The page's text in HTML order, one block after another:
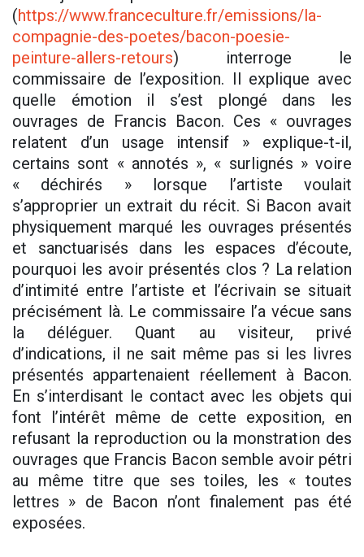
(https://www.franceculture.fr/emissions/la-
compagnie-des-poetes/bacon-poesie-
peinture-allers-retours) interroge le
commissaire de l’exposition. Il explique avec
quelle émotion il s’est plongé dans les
ouvrages de Francis Bacon. Ces « ouvrages
relatent d’un usage intensif » explique-t-il,
certains sont « annotés », « surlignés » voire
« déchirés » lorsque l’artiste voulait
s’approprier un extrait du récit. Si Bacon avait
physiquement marqué les ouvrages présentés
et sanctuarisés dans les espaces d’écoute,
pourquoi les avoir présentés clos ? La relation
d’intimité entre l’artiste et l’écrivain se situait
précisément là. Le commissaire l’a vécue sans
la déléguer. Quant au visiteur, privé
d’indications, il ne sait même pas si les livres
présentés appartenaient réellement à Bacon.
En s’interdisant le contact avec les objets qui
font l’intérêt même de cette exposition, en
refusant la reproduction ou la monstration des
ouvrages que Francis Bacon semble avoir pétri
au même titre que ses toiles, les « toutes
lettres » de Bacon n’ont finalement pas été
exposées.